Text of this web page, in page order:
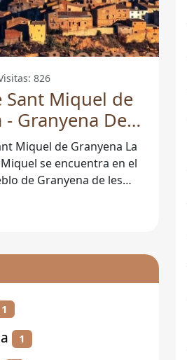
826
Sant Miquel de
- Granyena De
Miquel de Granyena La
se encuentra en el
de Granyena de les
1
1